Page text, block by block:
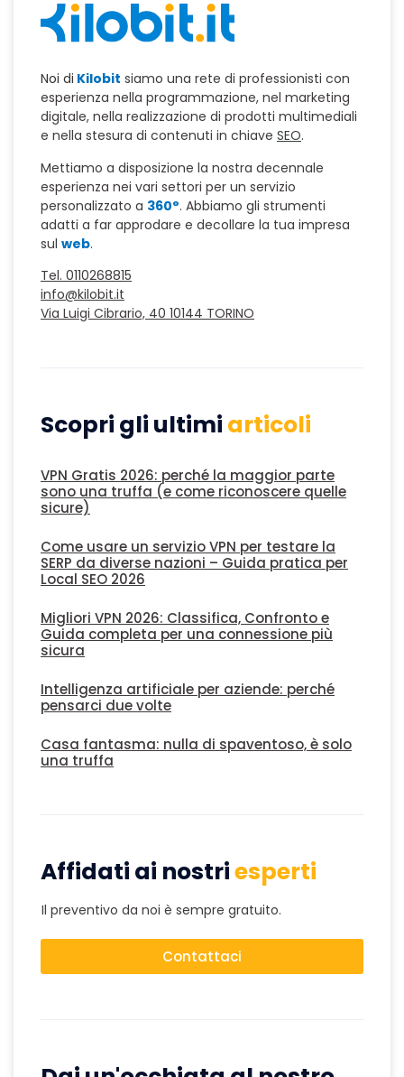
Noi di Kilobit siamo una rete di professionisti con
esperienza nella programmazione, nel marketing
digitale, nella realizzazione di prodotti multimediali
e nella stesura di contenuti in chiave SEO.
Mettiamo a disposizione la nostra decennale
esperienza nei vari settori per un servizio
personalizzato a 360°. Abbiamo gli strumenti
adatti a far approdare e decollare la tua impresa
sul web.
Tel. 0110268815
info@kilobit.it
Via Luigi Cibrario, 40 10144 TORINO
Scopri gli ultimi articoli
VPN Gratis 2026: perché la maggior parte
sono una truffa (e come riconoscere quelle
sicure)
Come usare un servizio VPN per testare la
SERP da diverse nazioni – Guida pratica per
Local SEO 2026
Migliori VPN 2026: Classifica, Confronto e
Guida completa per una connessione più
sicura
Intelligenza artificiale per aziende: perché
pensarci due volte
Casa fantasma: nulla di spaventoso, è solo
una truffa
Affidati ai nostriesperti
Il preventivo da noi è sempre gratuito.
Contattaci